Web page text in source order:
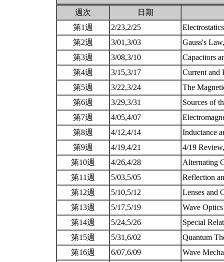
週次
日期
第1週
2/23,2/25
第2週
3/01,3/03
Gauss's
第3週
3/08,3/10
Capacitors
第4週
3/15,3/17
Current and
第5週
3/22,3/24
The
第6週
3/29,3/31
Sources of
第7週
4/05,4/07
第8週
4/12,4/14
Inductance
第9週
4/19,4/21
4/19
第10週
4/26,4/28
Alternating
第11週
5/03,5/05
Reflection
第12週
5/10,5/12
Lenses and
第13週
5/17,5/19
Wave
第14週
5/24,5/26
Special
第15週
5/31,6/02
Quantum
第16週
6/07,6/09 Wave